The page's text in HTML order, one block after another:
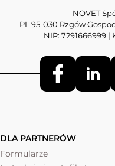
NOVET
PL 95-030 Rzgów
NIP: 7291666999 |
DLA PARTNERÓW
Formularze